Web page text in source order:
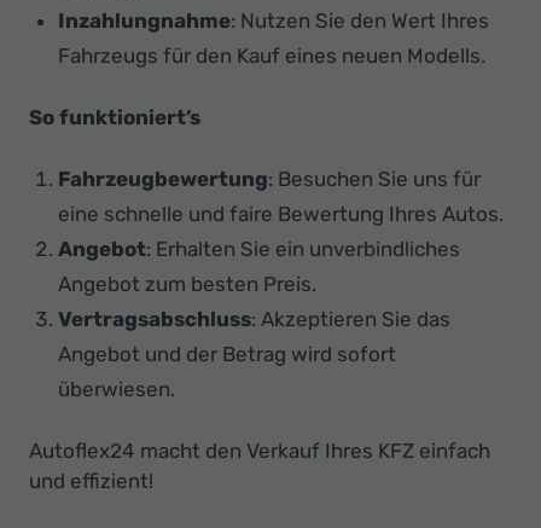
Inzahlungnahme: Nutzen Sie den Wert Ihres
Fahrzeugs für den Kauf eines neuen Modells.
So funktioniert’s
Fahrzeugbewertung: Besuchen Sie uns für
eine schnelle und faire Bewertung Ihres Autos.
Angebot: Erhalten Sie ein unverbindliches
Angebot zum besten Preis.
Vertragsabschluss: Akzeptieren Sie das
Angebot und der Betrag wird sofort
überwiesen.
Autoflex24 macht den Verkauf Ihres KFZ einfach
und effizient!